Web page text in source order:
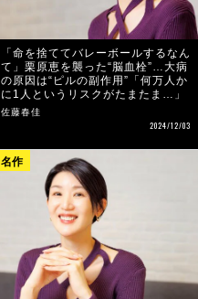
「命を捨ててバレーボールするなん
て」栗原恵を襲った“脳血栓”…大病
の原因は“ピルの副作用”「何万人か
に1人というリスクがたまたま…」
佐藤春佳
2024/12/03
名作